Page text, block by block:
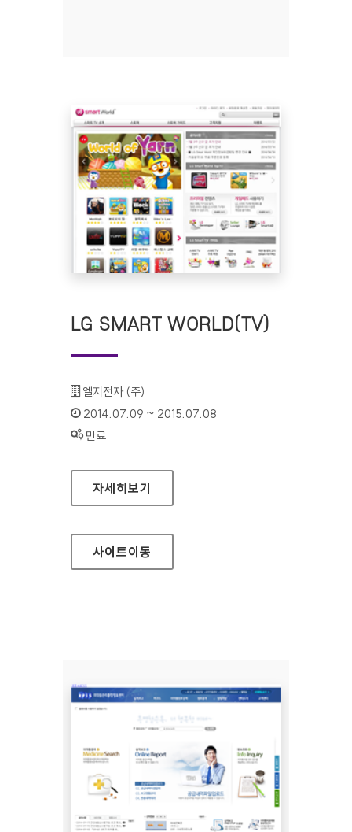
LG SMART WORLD(TV)
기관명 :
엘지전자 (주)
인증기간 :
2014.07.09 ~ 2015.07.08
상태 :
만료
LG SMART WORLD(TV)
자세히보기
사이트이동